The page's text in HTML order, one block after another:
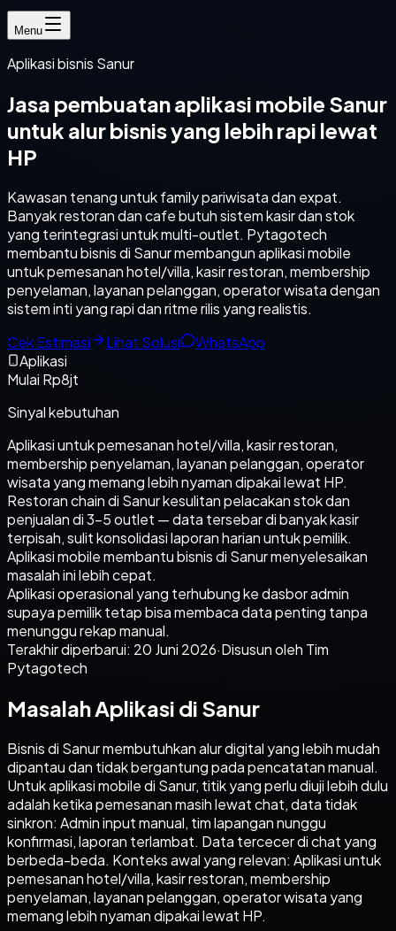
Menu
Aplikasi bisnis Sanur
Jasa pembuatan aplikasi mobile Sanur
untuk alur bisnis yang lebih rapi lewat
HP
Kawasan tenang untuk family pariwisata dan expat.
Banyak restoran dan cafe butuh sistem kasir dan stok
yang terintegrasi untuk multi-outlet. Pytagotech
membantu bisnis di Sanur membangun aplikasi mobile
untuk pemesanan hotel/villa, kasir restoran, membership
penyelaman, layanan pelanggan, operator wisata dengan
sistem inti yang rapi dan ritme rilis yang realistis.
Cek Estimasi
Lihat Solusi
WhatsApp
Aplikasi
Mulai Rp8jt
Sinyal kebutuhan
Aplikasi untuk pemesanan hotel/villa, kasir restoran,
membership penyelaman, layanan pelanggan, operator
wisata yang memang lebih nyaman dipakai lewat HP.
Restoran chain di Sanur kesulitan pelacakan stok dan
penjualan di 3-5 outlet — data tersebar di banyak kasir
terpisah, sulit konsolidasi laporan harian untuk pemilik.
Aplikasi mobile membantu bisnis di Sanur menyelesaikan
masalah ini lebih cepat.
Aplikasi operasional yang terhubung ke dasbor admin
supaya pemilik tetap bisa membaca data penting tanpa
menunggu rekap manual.
Terakhir diperbarui: 20 Juni 2026·Disusun oleh Tim
Pytagotech
Masalah Aplikasi di Sanur
Bisnis di Sanur membutuhkan alur digital yang lebih mudah
dipantau dan tidak bergantung pada pencatatan manual.
Untuk aplikasi mobile di Sanur, titik yang perlu diuji lebih dulu
adalah ketika pemesanan masih lewat chat, data tidak
sinkron: Admin input manual, tim lapangan nunggu
konfirmasi, laporan terlambat. Data tercecer di chat yang
berbeda-beda. Konteks awal yang relevan: Aplikasi untuk
pemesanan hotel/villa, kasir restoran, membership
penyelaman, layanan pelanggan, operator wisata yang
memang lebih nyaman dipakai lewat HP.